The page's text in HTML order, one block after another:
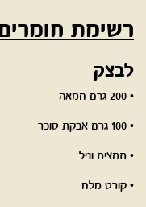
רשימת
לבצק
• 200 גרם חמאה
• 100 גרם אבקת סוכר
• תמצית וניל
• קורט מלח